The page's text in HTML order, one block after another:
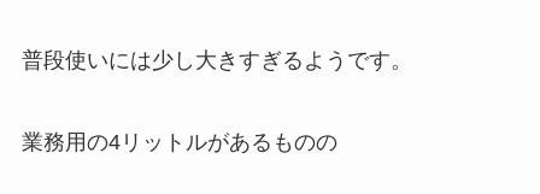
普段使いには少し大きすぎるようです。
業務用の4リットルがあるものの